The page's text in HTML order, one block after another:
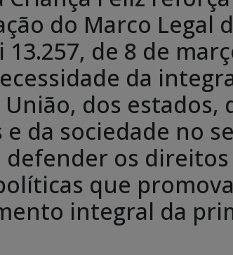
do Marco Legal
13.257, de 8 de
da
dos estados,
e da sociedade no
os direitos
que
integral da